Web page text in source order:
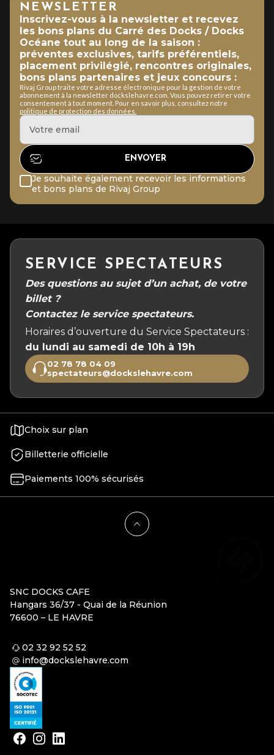
NEWSLETTER
Inscrivez-vous à la newsletter et recevez
les bons plans du Carré des Docks / Docks
Océane tout au long de la saison :
préventes exclusives, tarifs préférentiels,
placement privilégié, rencontres originales,
bons plans partenaires et jeux concours :
Rivaj Group traite votre adresse électronique pour la gestion de votre
abonnement à la newsletter dockslehavre.com. Vous pouvez retirer votre
consentement à tout moment. Pour en savoir plus, consultez notre
politique de protection des données.
Je souhaite également recevoir les informations
et bons plans de Rivaj Group
SERVICE SPECTATEURS
Des questions au sujet d’un achat, de votre
billet ?
Contactez le service spectateurs.
Horaires d’ouverture du Service Spectateurs :
du lundi au samedi de 10h à 19h
02 78 78 04 09
spectateurs@dockslehavre.com
Choix sur plan
Billetterie officielle
Paiements 100% sécurisés
SNC DOCKS CAFE
Hangars 36/37 - Quai de la Réunion
76600 – LE HAVRE
02 32 92 52 52
info@dockslehavre.com